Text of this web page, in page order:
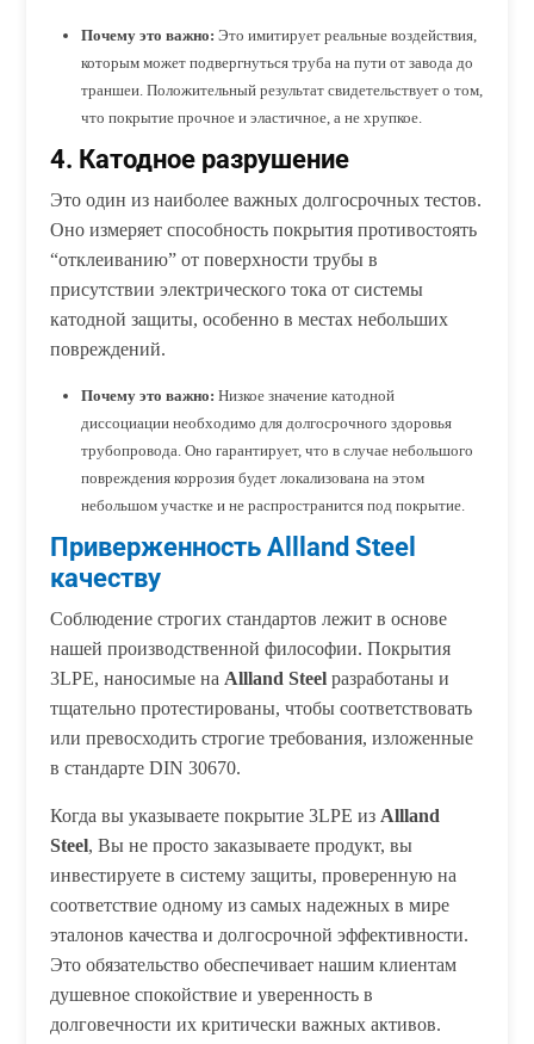
Почему это важно: Это имитирует реальные воздействия,
которым может подвергнуться труба на пути от завода до
траншеи. Положительный результат свидетельствует о том,
что покрытие прочное и эластичное, а не хрупкое.
4. Катодное разрушение
Это один из наиболее важных долгосрочных тестов.
Оно измеряет способность покрытия противостоять
“отклеиванию” от поверхности трубы в
присутствии электрического тока от системы
катодной защиты, особенно в местах небольших
повреждений.
Почему это важно: Низкое значение катодной
диссоциации необходимо для долгосрочного здоровья
трубопровода. Оно гарантирует, что в случае небольшого
повреждения коррозия будет локализована на этом
небольшом участке и не распространится под покрытие.
Приверженность Allland Steel
качеству
Соблюдение строгих стандартов лежит в основе
нашей производственной философии. Покрытия
3LPE, наносимые на Allland Steel разработаны и
тщательно протестированы, чтобы соответствовать
или превосходить строгие требования, изложенные
в стандарте DIN 30670.
Когда вы указываете покрытие 3LPE из Allland
Steel, Вы не просто заказываете продукт, вы
инвестируете в систему защиты, проверенную на
соответствие одному из самых надежных в мире
эталонов качества и долгосрочной эффективности.
Это обязательство обеспечивает нашим клиентам
душевное спокойствие и уверенность в
долговечности их критически важных активов.